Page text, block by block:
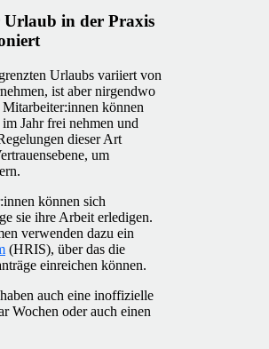
Urlaub in der Praxis
Urlaubs variiert von
ist aber nirgendwo
können
Jahr frei nehmen und
dieser Art
um
können sich
sie ihre Arbeit erledigen.
verwenden dazu ein
(HRIS), über das die
einreichen können.
auch eine inoffizielle
Wochen oder auch einen